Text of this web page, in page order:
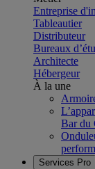
Entreprise
Tableautier
Distributeur
Bureaux
Architecte
Hébergeur
À la une
Bar du
Services Pro